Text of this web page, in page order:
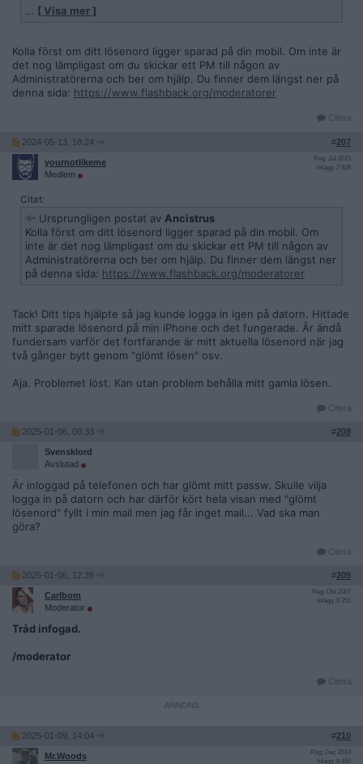
Kan någon vänlig samt kunnig själ hjälpa mig här?
… [ Visa mer ]
Kolla först om ditt lösenord ligger sparad på din mobil. Om inte är
det nog lämpligast om du skickar ett PM till någon av
Administratörerna och ber om hjälp. Du finner dem längst ner på
denna sida: https://www.flashback.org/moderatorer
Citera
2024-05-13, 18:24 #207
yournotlikeme
Medlem
Reg: Jul 2015
Inlägg: 2 928
Citat:
Ursprungligen postat av Ancistrus
Kolla först om ditt lösenord ligger sparad på din mobil. Om
inte är det nog lämpligast om du skickar ett PM till någon av
Administratörerna och ber om hjälp. Du finner dem längst ner
på denna sida: https://www.flashback.org/moderatorer
Tack! Ditt tips hjälpte så jag kunde logga in igen på datorn. Hittade
mitt sparade lösenord på min iPhone och det fungerade. Är ändå
fundersam varför det fortfarande är mitt aktuella lösenord när jag
två gånger bytt genom "glömt lösen" osv.
Aja. Problemet löst. Kan utan problem behålla mitt gamla lösen.
Citera
2025-01-06, 08:33 #208
Svensklord
Avslutad
Är inloggad på telefonen och har glömt mitt passw. Skulle vilja
logga in på datorn och har därför kört hela visan med "glömt
lösenord" fyllt i min mail men jag får inget mail... Vad ska man
göra?
Citera
2025-01-06, 12:35 #209
Carlbom
Moderator
Reg: Okt 2007
Inlägg: 8 251
Tråd infogad.
/moderator
Citera
2025-01-09, 14:04 #210
Mr.Woods
Reg: Dec 2014
Inlägg: 8 450